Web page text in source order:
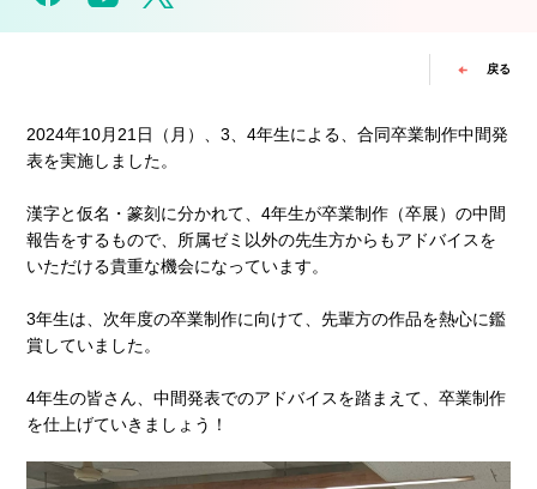
戻る
2024年10月21日（月）、3、4年生による、合同卒業制作中間発
表を実施しました。
漢字と仮名・篆刻に分かれて、4年生が卒業制作（卒展）の中間
報告をするもので、所属ゼミ以外の先生方からもアドバイスを
いただける貴重な機会になっています。
3年生は、次年度の卒業制作に向けて、先輩方の作品を熱心に鑑
賞していました。
4年生の皆さん、中間発表でのアドバイスを踏まえて、卒業制作
を仕上げていきましょう！